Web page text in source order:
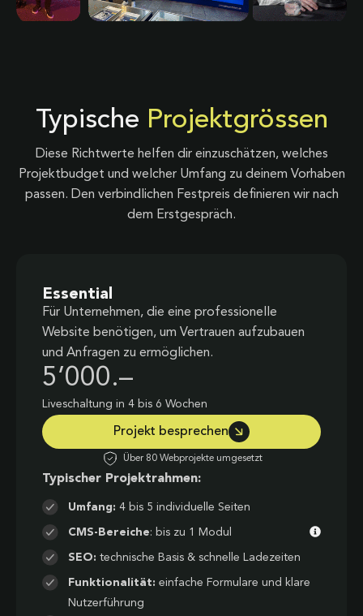
Typische Projektgrössen
Diese Richtwerte helfen dir einzuschätzen, welches
Projektbudget und welcher Umfang zu deinem Vorhaben
passen. Den verbindlichen Festpreis definieren wir nach
dem Erstgespräch.
Essential
Für Unternehmen, die eine professionelle
Website benötigen, um Vertrauen aufzubauen
und Anfragen zu ermöglichen.
5’000.–
Liveschaltung in 4 bis 6 Wochen
Projekt besprechen
Über 80 Webprojekte umgesetzt
Typischer Projektrahmen:
Umfang: 4 bis 5 individuelle Seiten
CMS-Bereiche: bis zu 1 Modul
SEO: technische Basis & schnelle Ladezeiten
Funktionalität: einfache Formulare und klare
Nutzerführung